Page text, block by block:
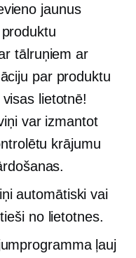
jaunus
tālruņiem ar
par produktu
lietotnē!
var izmantot
krājumu
automātiski vai
no lietotnes.
ļauj